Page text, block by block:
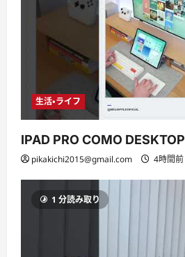
生活・ライフ
IPAD PRO COMO DESKTOP
pikakichi2015@gmail.com 4時間前
1 分読み取り